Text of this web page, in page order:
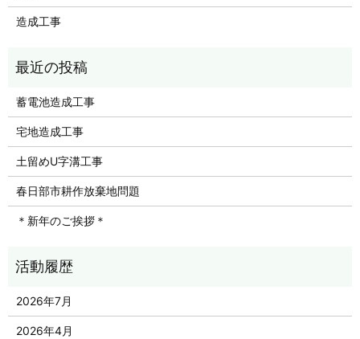
造成工事
蓄電池造成工事
宅地造成工事
土留めU字溝工事
春日部市耕作放棄地問題
＊新年のご挨拶＊
2026年7月
2026年4月